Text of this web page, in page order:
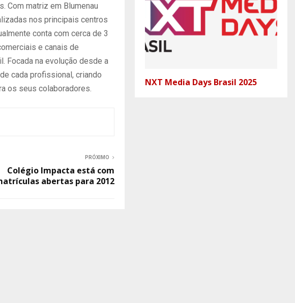
Com matriz em Blumenau
nos principais centros
conta com cerca de 3
e canais de
Focada na evolução desde a
cada profissional, criando
os seus colaboradores.
PRÓXIMO
Colégio Impacta está com
abertas para 2012
NXT Media Days Brasil 2025